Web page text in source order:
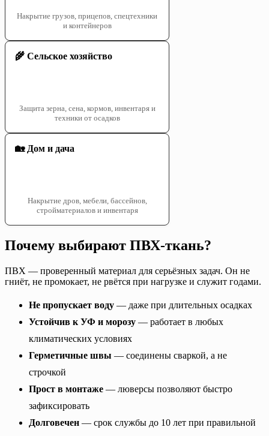
Накрытие грузов, прицепов, спецтехники
и контейнеров
🌾 Сельское хозяйство
Защита зерна, сена, кормов, инвентаря и
техники от осадков
🏡 Дом и дача
Накрытие дров, мебели, бассейнов,
стройматериалов и инвентаря
Почему выбирают ПВХ-ткань?
ПВХ — проверенный материал для серьёзных задач. Он не
гниёт, не промокает, не рвётся при нагрузке и служит годами.
Не пропускает воду — даже при длительных осадках
Устойчив к УФ и морозу — работает в любых
климатических условиях
Герметичные швы — соединены сваркой, а не
строчкой
Прост в монтаже — люверсы позволяют быстро
зафиксировать
Долговечен — срок службы до 10 лет при правильной